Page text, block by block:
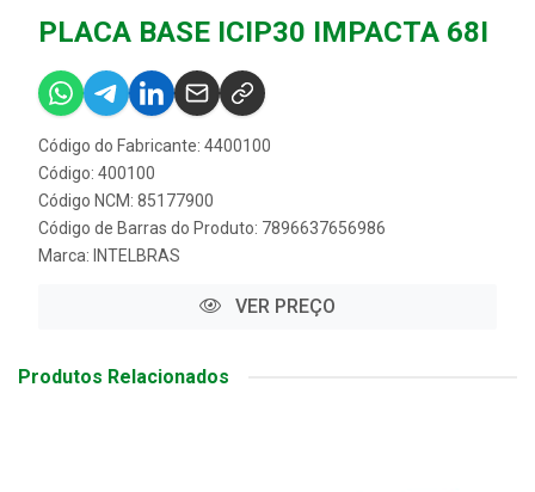
PLACA BASE ICIP30 IMPACTA 68I
Código do Fabricante: 4400100
Código: 400100
Código NCM: 85177900
Código de Barras do Produto: 7896637656986
Marca: INTELBRAS
VER PREÇO
Produtos Relacionados